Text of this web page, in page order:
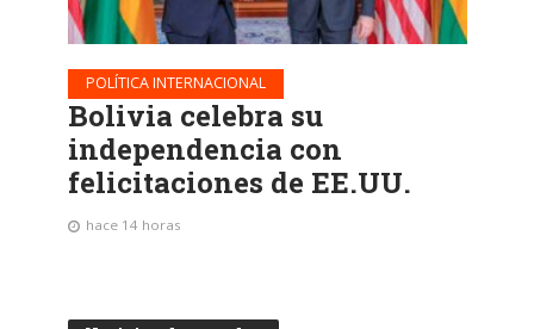
POLÍTICA INTERNACIONAL
Bolivia celebra su
independencia con
felicitaciones de EE.UU.
hace 14 horas